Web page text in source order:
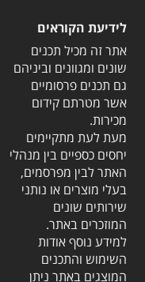
לידיעת הקוראים
אתר זה מכיל תכנים
שונים ומגוונים וביניהם
גם תכנים פרסומיים
אשר מטרתם קידום
מכירות.
מעת לעת מתקיימים
יחסים כספיים בין מנהלי
האתר לבין מפרסמים,
בעלי מוצרים או נותני
שירותים שונים
המוזכרים באתר.
למידע נוסף אודות
השימוש והתכנים
המוצגים באתר ניתן